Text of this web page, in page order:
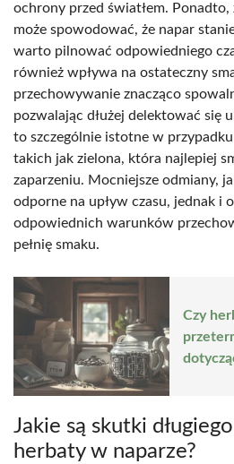
ochrony przed światłem. Ponadto,
może spowodować, że napar
warto pilnować odpowiedniego
również wpływa na ostateczny
przechowywanie znacząco
pozwalając dłużej delektować się
to szczególnie istotne w
takich jak zielona, która najlepiej
zaparzeniu. Mocniejsze odmiany,
odporne na upływ czasu, jednak i
odpowiednich warunków
pełnię smaku.
Czy
Jakie są skutki
herbaty w naparze?